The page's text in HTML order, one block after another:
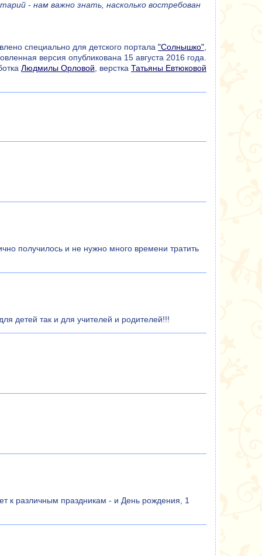
- нам важно знать, насколько востребован
специально для детского портала "Солнышко"
версия опубликована 15 августа 2016 года.
Людмилы Орловой , верстка Татьяны Евтюковой
получилось и не нужно много времени тратить
детей так и для учителей и родителей!!!
к различным праздникам - и День рождения, 1